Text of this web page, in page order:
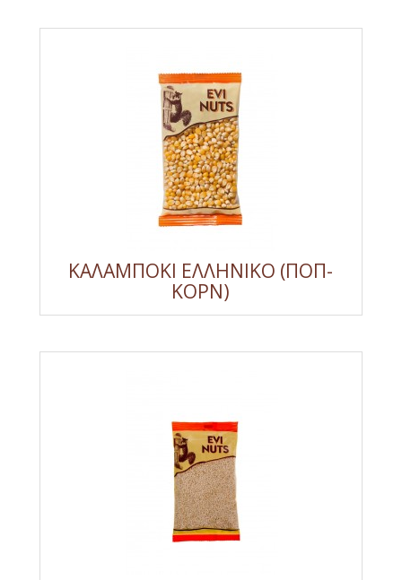
ΚΑΛΑΜΠΟΚΙ ΕΛΛΗΝΙΚΟ (ΠΟΠ-
ΚΟΡΝ)